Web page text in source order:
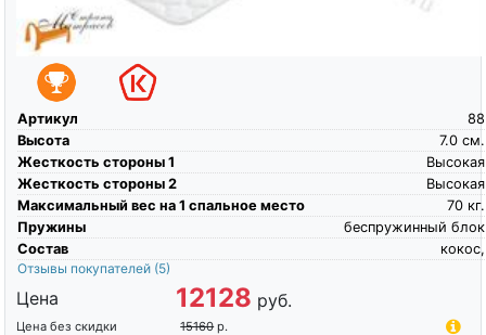
Артикул
88
Высота
см.
7.0
Жесткость стороны 1
Высокая
Жесткость стороны 2
Высокая
Максимальный вес на 1 спальное место
кг.
70
Пружины
беспружинный блок
Состав
кокос,
Отзывы покупателей (5)
Цена 12128 руб.
Цена без скидки 15160 р.